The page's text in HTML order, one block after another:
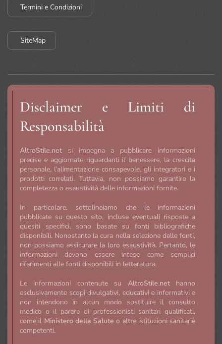
Termini e Condizioni
SiteMap
Disclaimer e Limiti di
Responsabilità
AltroStile.net si impegna a pubblicare informazioni
precise e aggiornate riguardanti il benessere, la crescita
personale, l’alimentazione consapevole, gli integratori e i
prodotti correlati. Tuttavia, non possiamo garantire la
completezza o esaustività delle informazioni fornite.
In particolare, sottolineiamo che le informazioni
pubblicate su questo sito, incluse eventuali risposte a
quesiti specifici, sono basate su fonti bibliografiche
disponibili. Nonostante la cura nella selezione delle fonti,
non possiamo assicurare la loro esaustività. Pertanto, le
informazioni devono essere intese come semplici
riferimenti alle fonti disponibili in letteratura.
Le informazioni contenute su AltroStile.nethanno
esclusivamente scopi divulgativi, educativi e informativi e
non intendono in alcun modo sostituire il consulto
medico o il parere di professionisti sanitari qualificati,
come il Ministero della Salute o altre istituzioni sanitarie
competenti.